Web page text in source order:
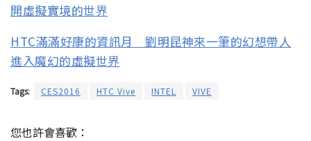
開虛擬實境的世界
HTC滿滿好康的資訊月 劉明昆神來一筆的幻想帶人
進入魔幻的虛擬世界
Tags: CES2016 HTC Vive INTEL VIVE
您也許會喜歡：